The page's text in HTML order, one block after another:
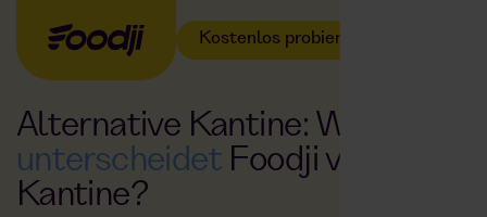
Kostenlos probieren
Alternative Kantine: Was
unterscheidet Foodji von einer
Kantine?